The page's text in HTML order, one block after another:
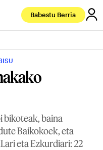
Babestu Berria
bikoteak, baina
Baikokoek, eta
eta Ezkurdiari: 22